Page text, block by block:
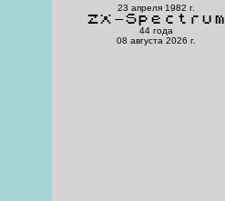
23 апреля 1982 г.
ZX-Spectrum
44 года
08 августа 2026 г.